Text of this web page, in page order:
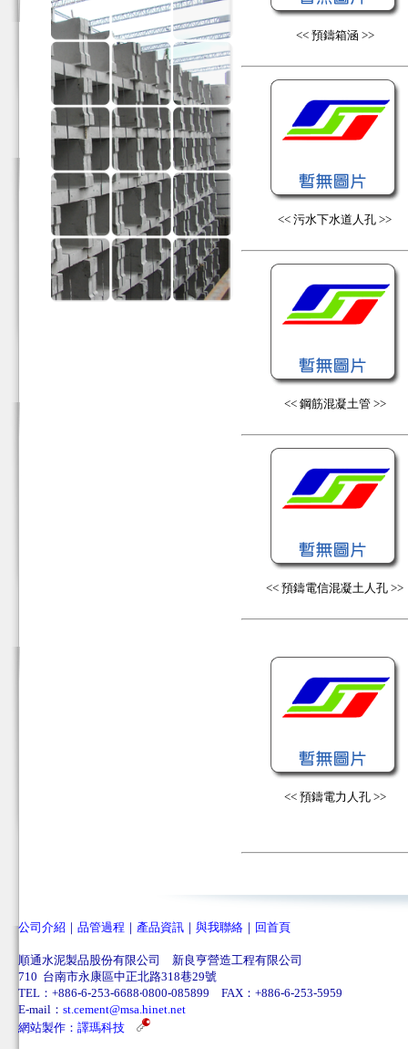
<< 預鑄箱涵 >>
<< 污水下水道人孔 >>
<< 鋼筋混凝土管 >>
<< 預鑄電信混凝土人孔 >>
<< 預鑄電力人孔 >>
公司介紹 ｜ 品管過程 ｜ 產品資訊 ｜ 與我聯絡 ｜ 回首頁
順通水泥製品股份有限公司 新良亨營造工程有限公司
710 台南市永康區中正北路318巷29號
TEL：+886-6-253-6688‧0800-085899 FAX：+886-6-253-5959
E-mail： st.cement@msa.hinet.net
網站製作： 譯瑪科技